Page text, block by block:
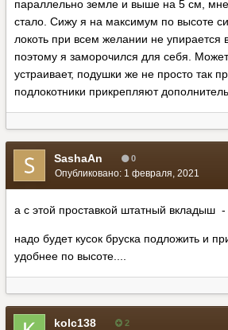
параллельно земле и выше на 5 см,
стало. Сижу я на максимум по высоте
локоть при всем желании не упирается
поэтому я заморочился для себя.
устраивает, подушки же не просто так
подлокотники прикрепляют
SashaAn 0
Опубликовано: 1 февраля, 2021
а с этой проставкой штатный вкладыш -
надо будет кусок бруска подложить и
удобнее по высоте....
kolc138 2